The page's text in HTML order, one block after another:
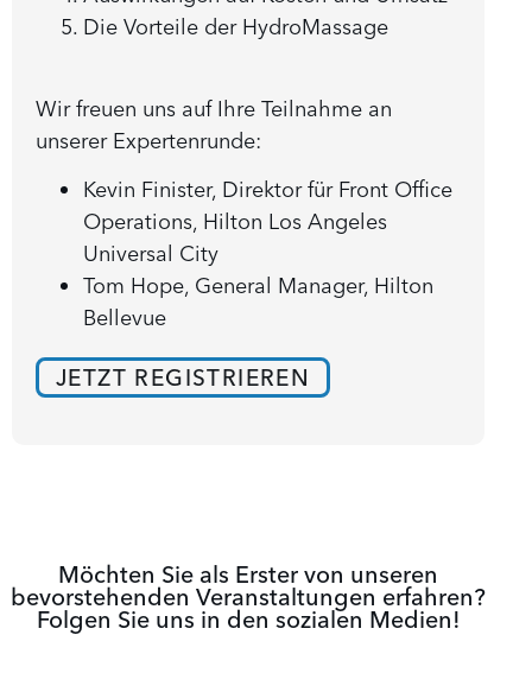
Die Vorteile der HydroMassage
Wir freuen uns auf Ihre Teilnahme an
unserer Expertenrunde:
Kevin Finister, Direktor für Front Office
Operations, Hilton Los Angeles
Universal City
Tom Hope, General Manager, Hilton
Bellevue
JETZT REGISTRIEREN
Möchten Sie als Erster von unseren
bevorstehenden Veranstaltungen erfahren?
Folgen Sie uns in den sozialen Medien!